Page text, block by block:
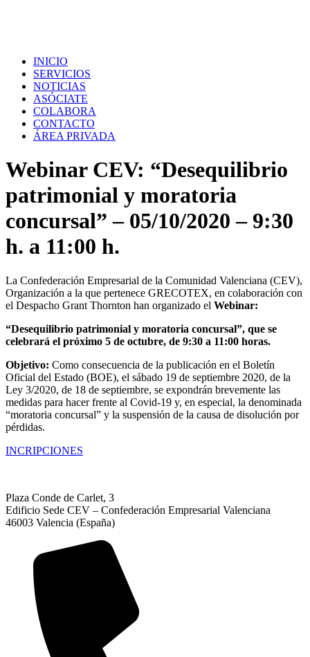
INICIO
SERVICIOS
NOTICIAS
ASÓCIATE
COLABORA
CONTACTO
ÁREA PRIVADA
Webinar CEV: “Desequilibrio
patrimonial y moratoria
concursal” – 05/10/2020 – 9:30
h. a 11:00 h.
La Confederación Empresarial de la Comunidad Valenciana (CEV),
Organización a la que pertenece GRECOTEX, en colaboración con
el Despacho Grant Thornton han organizado el Webinar:
“Desequilibrio patrimonial y moratoria concursal”, que se
celebrará el próximo 5 de octubre, de 9:30 a 11:00 horas.
Objetivo: Como consecuencia de la publicación en el Boletín
Oficial del Estado (BOE), el sábado 19 de septiembre 2020, de la
Ley 3/2020, de 18 de septiembre, se expondrán brevemente las
medidas para hacer frente al Covid-19 y, en especial, la denominada
“moratoria concursal” y la suspensión de la causa de disolución por
pérdidas.
INCRIPCIONES
Plaza Conde de Carlet, 3
Edificio Sede CEV – Confederación Empresarial Valenciana
46003 Valencia (España)